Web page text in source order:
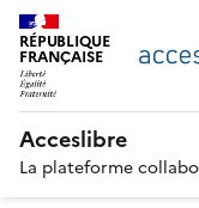
RÉPUBLIQUE
FRANÇAISE
Acceslibre
La plateforme